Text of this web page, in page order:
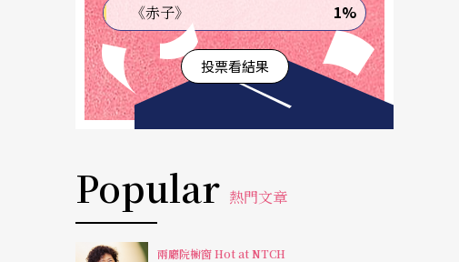
《赤子》 1%
投票看結果
Popular 熱門文章
兩廳院櫥窗 Hot at NTCH